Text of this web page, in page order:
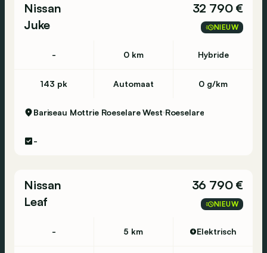
Airbag passagier
Airbag bestuurder
Nissan
Juke
32 790 €
NIEUW
- 0 km Hybride
143 pk Automaat 0 g/km
Bariseau Mottrie Roeselare West Roeselare
-
Nissan
Leaf
36 790 €
NIEUW
- 5 km Elektrisch